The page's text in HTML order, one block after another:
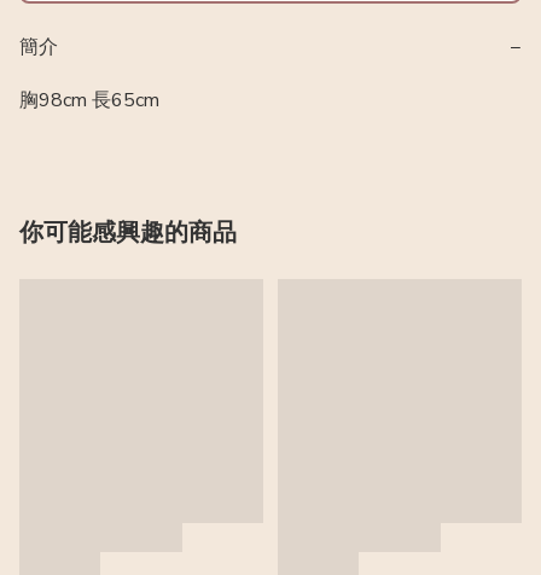
簡介
−
胸98cm 長65cm
你可能感興趣的商品